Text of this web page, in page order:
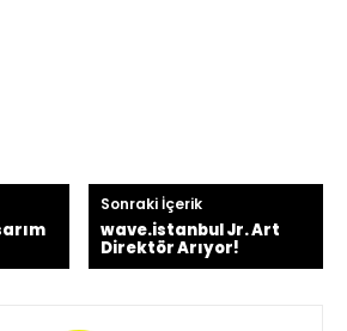
Sonraki İçerik
wave.istanbul Jr. Art
Direktör Arıyor!